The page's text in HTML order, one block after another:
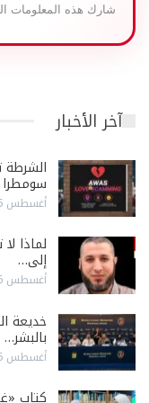
شارك هذه المعلومات
آخر الأخبار
الشرطة
سومطرا
أغسطس 6, 2026
لماذا
إلى…
أغسطس 6, 2026
خديعة
بالبشر…
أغسطس 6, 2026